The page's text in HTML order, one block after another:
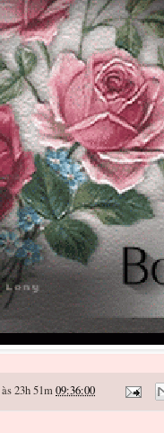
às 23h 51m09:36:00